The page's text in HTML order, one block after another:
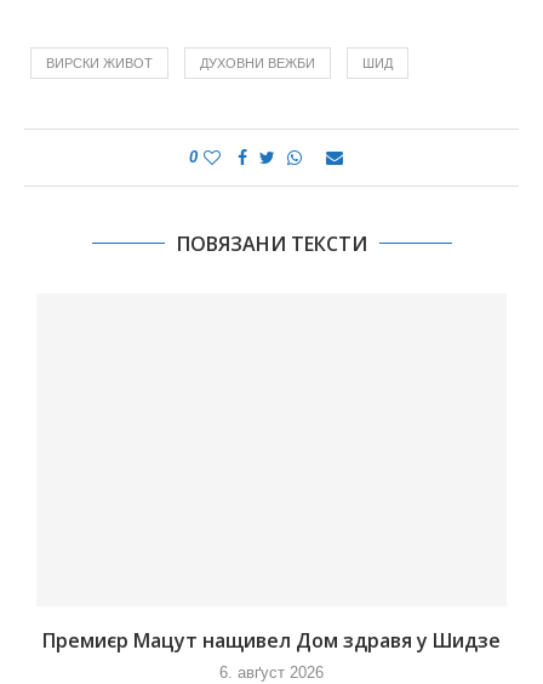
ВИРСКИ ЖИВОТ ДУХОВНИ ВЕЖБИ ШИД
0
ПОВЯЗАНИ ТЕКСТИ
Премиєр Мацут нащивел Дом здравя у Шидзе
6. авґуст 2026